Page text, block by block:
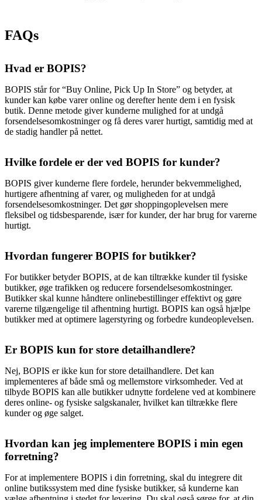
FAQs
Hvad er BOPIS?
BOPIS står for “Buy Online, Pick Up In Store” og betyder, at
kunder kan købe varer online og derefter hente dem i en fysisk
butik. Denne metode giver kunderne mulighed for at undgå
forsendelsesomkostninger og få deres varer hurtigt, samtidig med at
de stadig handler på nettet.
Hvilke fordele er der ved BOPIS for kunder?
BOPIS giver kunderne flere fordele, herunder bekvemmelighed,
hurtigere afhentning af varer, og muligheden for at undgå
forsendelsesomkostninger. Det gør shoppingoplevelsen mere
fleksibel og tidsbesparende, især for kunder, der har brug for varerne
hurtigt.
Hvordan fungerer BOPIS for butikker?
For butikker betyder BOPIS, at de kan tiltrække kunder til fysiske
butikker, øge trafikken og reducere forsendelsesomkostninger.
Butikker skal kunne håndtere onlinebestillinger effektivt og gøre
varerne tilgængelige til afhentning hurtigt. BOPIS kan også hjælpe
butikker med at optimere lagerstyring og forbedre kundeoplevelsen.
Er BOPIS kun for store detailhandlere?
Nej, BOPIS er ikke kun for store detailhandlere. Det kan
implementeres af både små og mellemstore virksomheder. Ved at
tilbyde BOPIS kan alle butikker udnytte fordelene ved at kombinere
deres online- og fysiske salgskanaler, hvilket kan tiltrække flere
kunder og øge salget.
Hvordan kan jeg implementere BOPIS i min egen
forretning?
For at implementere BOPIS i din forretning, skal du integrere dit
online butikssystem med dine fysiske butikker, så kunderne kan